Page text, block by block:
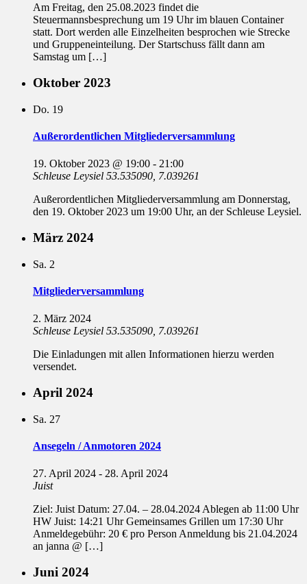
Am Freitag, den 25.08.2023 findet die
Steuermannsbesprechung um 19 Uhr im blauen Container
statt. Dort werden alle Einzelheiten besprochen wie Strecke
und Gruppeneinteilung. Der Startschuss fällt dann am
Samstag um […]
Oktober 2023
Do. 19
Außerordentlichen Mitgliederversammlung
19. Oktober 2023 @ 19:00 - 21:00
Schleuse Leysiel 53.535090, 7.039261
Außerordentlichen Mitgliederversammlung am Donnerstag,
den 19. Oktober 2023 um 19:00 Uhr, an der Schleuse Leysiel.
März 2024
Sa. 2
Mitgliederversammlung
2. März 2024
Schleuse Leysiel 53.535090, 7.039261
Die Einladungen mit allen Informationen hierzu werden
versendet.
April 2024
Sa. 27
Ansegeln / Anmotoren 2024
27. April 2024 - 28. April 2024
Juist
Ziel: Juist Datum: 27.04. – 28.04.2024 Ablegen ab 11:00 Uhr
HW Juist: 14:21 Uhr Gemeinsames Grillen um 17:30 Uhr
Anmeldegebühr: 20 € pro Person Anmeldung bis 21.04.2024
an janna @ […]
Juni 2024